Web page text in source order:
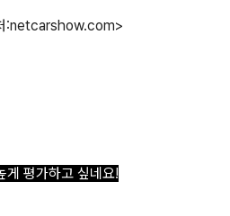
:netcarshow.com>
게 평가하고 싶네요!